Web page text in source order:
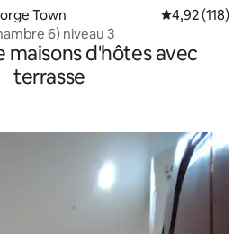
Town Évaluation
4,92 (118)
6) niveau 3
maisons d'hôtes avec
terrasse